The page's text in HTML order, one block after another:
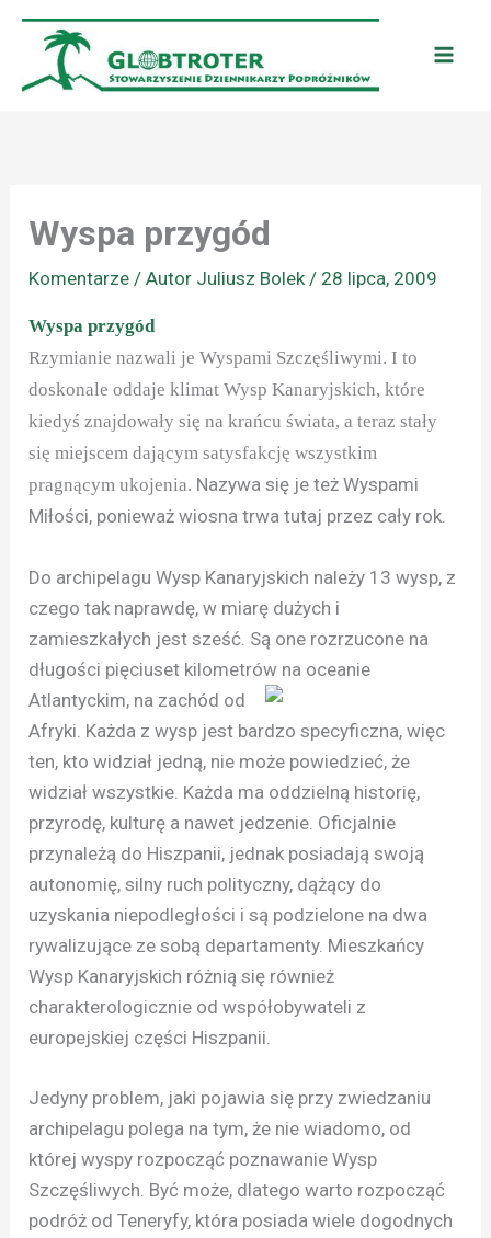
Przejdź
treści
Wyspa przygód
Komentarze / Autor Juliusz Bolek/ 28 lipca, 2009
Wyspa przygód
Rzymianie nazwali je Wyspami Szczęśliwymi. I to
doskonale oddaje klimat Wysp Kanaryjskich, które
kiedyś znajdowały się na krańcu świata, a teraz stały
się miejscem dającymsatysfakcję wszystkim
pragnącym ukojenia. Nazywa się je też Wyspami
Miłości, ponieważ wiosna trwa tutaj przez cały rok.
Do archipelagu Wysp Kanaryjskich należy 13 wysp, z
czego tak naprawdę, w miarę dużych i
zamieszkałych jest sześć. Są one rozrzucone na
długości pięciuset kilometrów na oceanie
Atlantyckim, na zachód od
Afryki. Każda z wysp jest bardzo specyficzna, więc
ten, kto widział jedną, nie może powiedzieć, że
widział wszystkie. Każda ma oddzielną historię,
przyrodę, kulturę a nawet jedzenie. Oficjalnie
przynależą do Hiszpanii, jednak posiadają swoją
autonomię, silny ruch polityczny, dążący do
uzyskania niepodległości i są podzielone na dwa
rywalizujące ze sobą departamenty. Mieszkańcy
Wysp Kanaryjskich różnią się również
charakterologicznie od współobywateli z
europejskiej części Hiszpanii.
Jedyny problem, jaki pojawia się przy zwiedzaniu
archipelagu polega na tym, że nie wiadomo, od
której wyspy rozpocząć poznawanie Wysp
Szczęśliwych. Być może, dlatego warto rozpocząć
podróż od Teneryfy, która posiada wiele dogodnych